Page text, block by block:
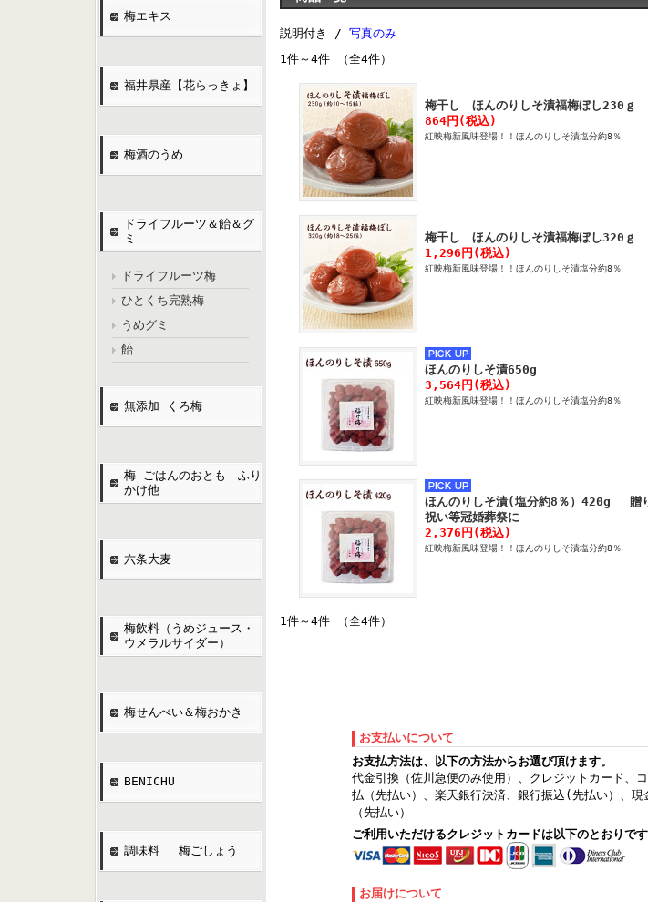
梅エキス
福井県産【花らっきょ】
梅酒のうめ
ドライフルーツ＆飴＆グ
ミ
ドライフルーツ梅
ひとくち完熟梅
うめグミ
飴
無添加 くろ梅
梅 ごはんのおとも ふり
かけ他
六条大麦
梅飲料（うめジュース・
ウメラルサイダー）
梅せんべい＆梅おかき
BENICHU
調味料 梅ごしょう
説明付き / 写真のみ
1件～4件 （全4件）
梅干し ほんのりしそ漬福梅ぼし230
864円(税込)
紅映梅新風味登場！！ほんのりしそ漬塩分約8％
梅干し ほんのりしそ漬福梅ぼし320
1,296円(税込)
紅映梅新風味登場！！ほんのりしそ漬塩分約8％
ほんのりしそ漬650g
3,564円(税込)
紅映梅新風味登場！！ほんのりしそ漬塩分約8％
ほんのりしそ漬(塩分約8％）420g 贈り
祝い等冠婚葬祭に
2,376円(税込)
紅映梅新風味登場！！ほんのりしそ漬塩分約8％
1件～4件 （全4件）
お支払いについて
お支払方法は、以下の方法からお選び頂けます。
代金引換（佐川急便のみ使用）、クレジットカード、
払（先払い）、楽天銀行決済、銀行振込(先払い）、現
（先払い）
ご利用いただけるクレジットカードは以下のとおりです
お届けについて